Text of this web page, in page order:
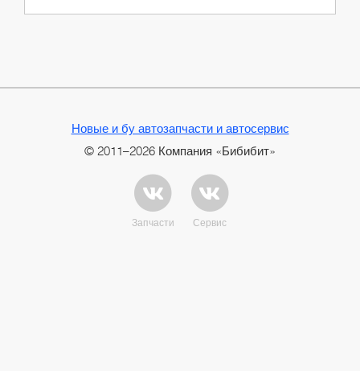
Новые и бу автозапчасти и автосервис
© 2011–2026 Компания «Бибибит»
Запчасти Сервис